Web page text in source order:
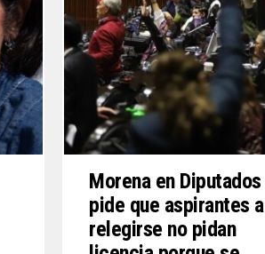
Morena en Diputados
pide que aspirantes a
relegirse no pidan